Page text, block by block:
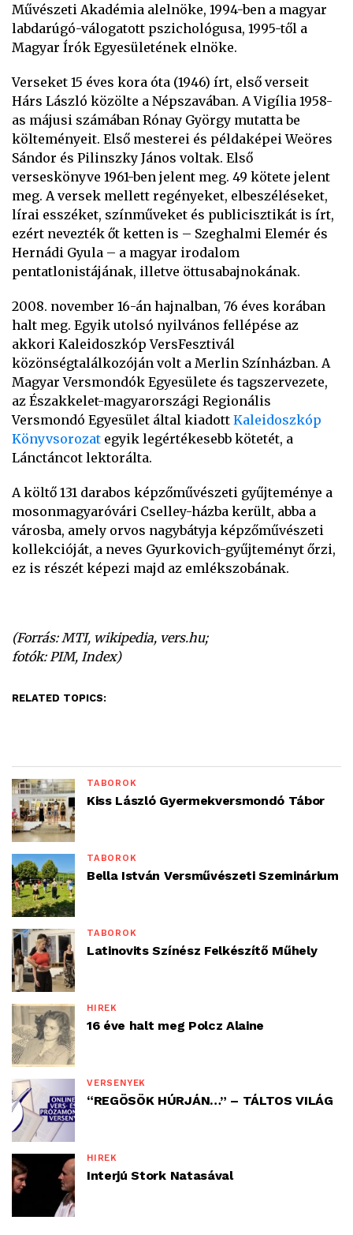
Művészeti Akadémia alelnöke, 1994-ben a magyar
labdarúgó-válogatott pszichológusa, 1995-től a
Magyar Írók Egyesületének elnöke.
Verseket 15 éves kora óta (1946) írt, első verseit
Hárs László közölte a Népszavában. A Vigília 1958-
as májusi számában Rónay György mutatta be
költeményeit. Első mesterei és példaképei Weöres
Sándor és Pilinszky János voltak. Első
verseskönyve 1961-ben jelent meg. 49 kötete jelent
meg. A versek mellett regényeket, elbeszéléseket,
lírai esszéket, színműveket és publicisztikát is írt,
ezért nevezték őt ketten is – Szeghalmi Elemér és
Hernádi Gyula – a magyar irodalom
pentatlonistájának, illetve öttusabajnokának.
2008. november 16-án hajnalban, 76 éves korában
halt meg. Egyik utolsó nyilvános fellépése az
akkori Kaleidoszkóp VersFesztivál
közönségtalálkozóján volt a Merlin Színházban. A
Magyar Versmondók Egyesülete és tagszervezete,
az Északkelet-magyarországi Regionális
Versmondó Egyesület által kiadott Kaleidoszkóp
Könyvsorozat egyik legértékesebb kötetét, a
Lánctáncot lektorálta.
A költő 131 darabos képzőművészeti gyűjteménye a
mosonmagyaróvári Cselley-házba került, abba a
városba, amely orvos nagybátyja képzőművészeti
kollekcióját, a neves Gyurkovich-gyűjteményt őrzi,
ez is részét képezi majd az emlékszobának.
(Forrás: MTI, wikipedia, vers.hu;
fotók: PIM, Index)
RELATED TOPICS:
TÁBOROK
Kiss László Gyermekversmondó Tábor
TÁBOROK
Bella István Versművészeti Szeminárium
TÁBOROK
Latinovits Színész Felkészítő Műhely
HÍREK
16 éve halt meg Polcz Alaine
VERSENYEK
“REGÖSÖK HÚRJÁN…” – TÁLTOS VILÁG
HÍREK
Interjú Stork Natasával